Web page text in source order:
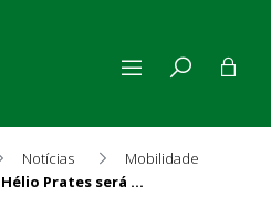
Notícias
Mobilidade
Interdição da avenida Hélio Prates será debatida pela CLDF na segunda-feira